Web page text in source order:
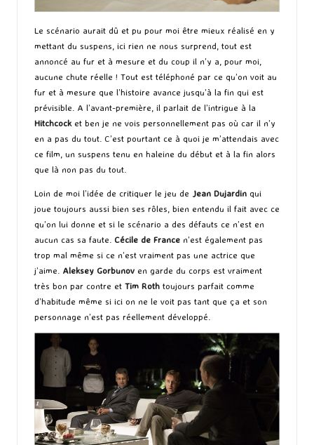
Le scénario aurait dû et pu pour moi être mieux réalisé en y
mettant du suspens, ici rien ne nous surprend, tout est
annoncé au fur et à mesure et du coup il n’y a, pour moi,
aucune chute réelle ! Tout est téléphoné par ce qu’on voit au
fur et à mesure que l’histoire avance jusqu’à la fin qui est
prévisible. A l’avant-première, il parlait de l’intrigue à la
Hitchcock et ben je ne vois personnellement pas où car il n’y
en a pas du tout. C’est pourtant ce à quoi je m’attendais avec
ce film, un suspens tenu en haleine du début et à la fin alors
que là non pas du tout.
Loin de moi l’idée de critiquer le jeu de Jean Dujardin qui
joue toujours aussi bien ses rôles, bien entendu il fait avec ce
qu’on lui donne et si le scénario a des défauts ce n’est en
aucun cas sa faute. Cécile de France n’est également pas
trop mal même si ce n’est vraiment pas une actrice que
j’aime. Aleksey Gorbunov en garde du corps est vraiment
très bon par contre et Tim Roth toujours parfait comme
d’habitude même si ici on ne le voit pas tant que ça et son
personnage n’est pas réellement développé.